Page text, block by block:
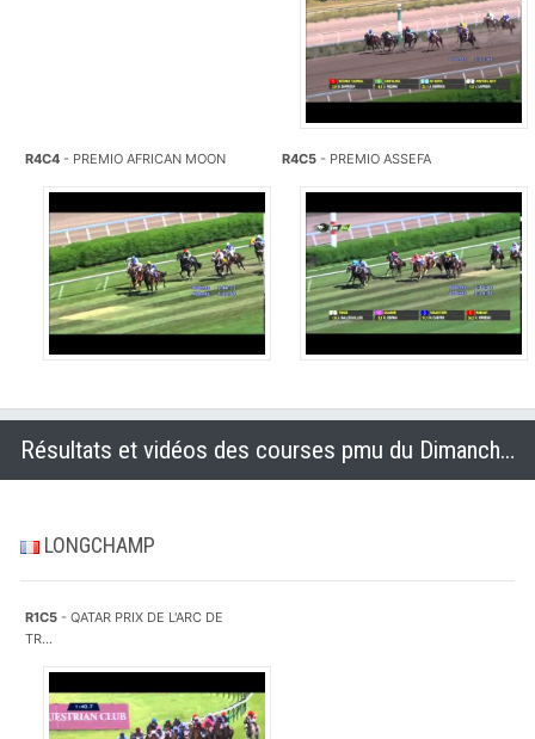
R4C4 - PREMIO AFRICAN MOON R4C5 - PREMIO ASSEFA
Résultats et vidéos des courses pmu du Dimanche 5 octobre 2014
LONGCHAMP
R1C5 - QATAR PRIX DE L'ARC DE
TR...